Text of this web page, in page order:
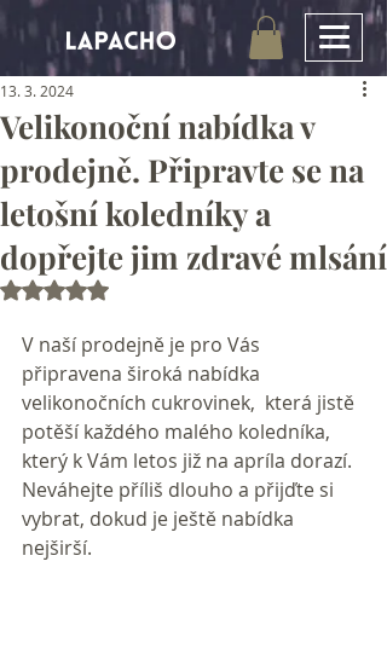
Velikonoční nabídka v
prodejně. Připravte se na
letošní koledníky a
dopřejte jim zdravé mlsání
13. 3. 2024
Hodnoceno NaN z 5 hvězdiček.
V naší prodejně je pro Vás
připravena široká nabídka
velikonočních cukrovinek,  která jistě
potěší každého malého koledníka,
který k Vám letos již na apríla dorazí.
Neváhejte příliš dlouho a přijďte si
vybrat, dokud je ještě nabídka
nejširší.